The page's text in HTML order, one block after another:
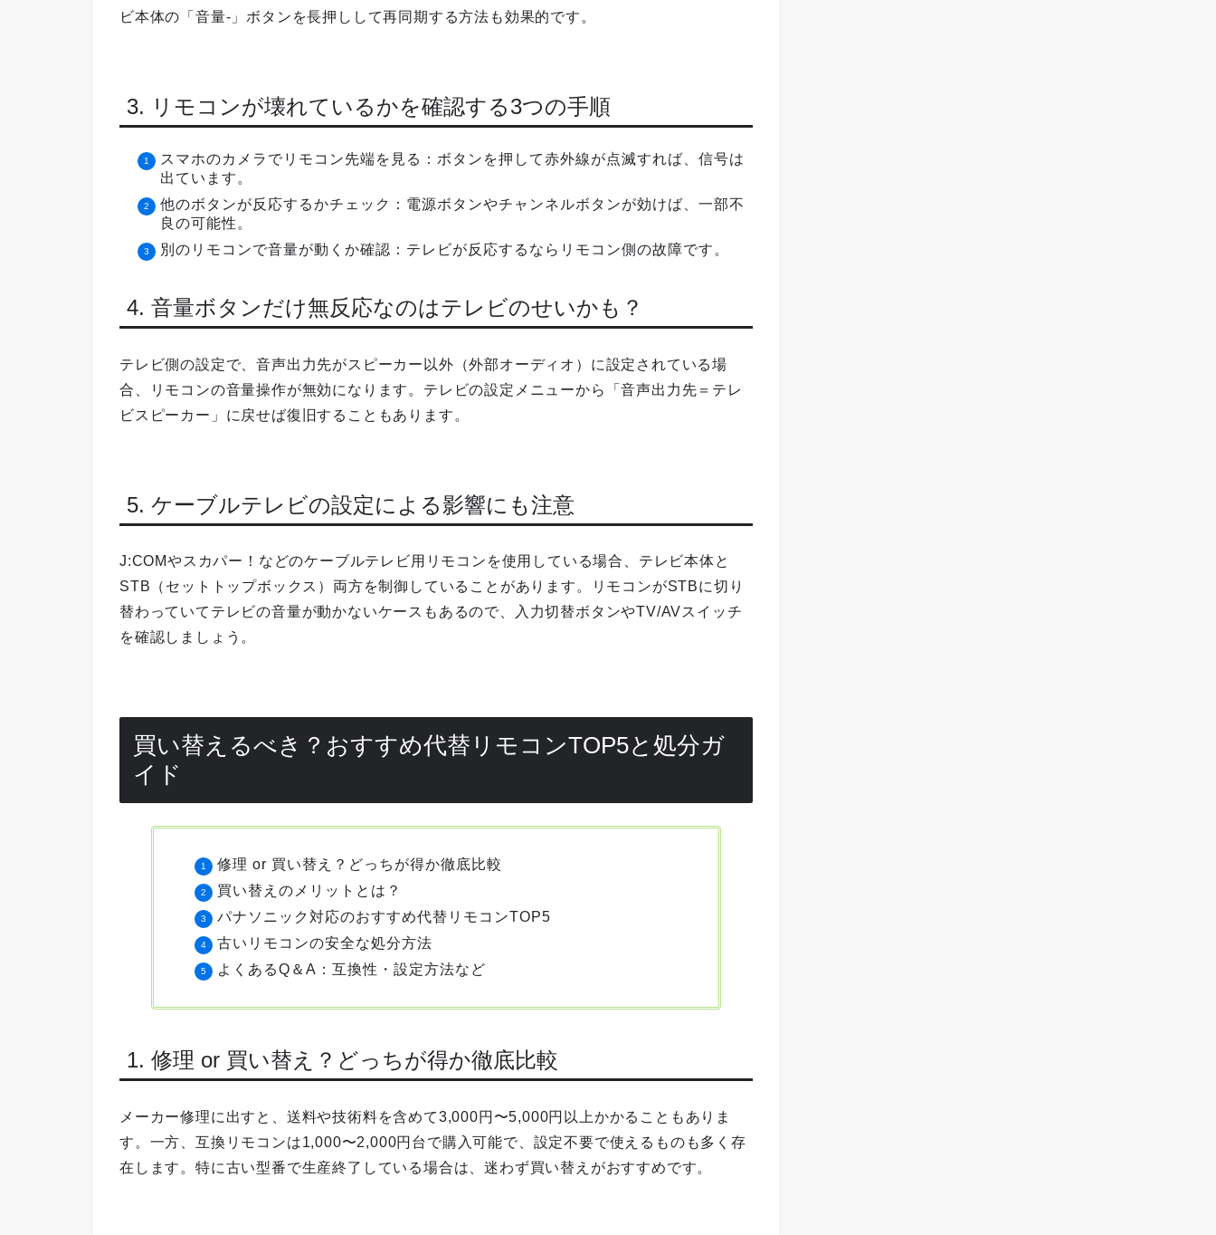
ビ本体の「音量-」ボタンを長押しして再同期する方法も効果的です。
3. リモコンが壊れているかを確認する3つの手順
スマホのカメラでリモコン先端を見る：ボタンを押して赤外線が点滅すれば、信号は
出ています。
他のボタンが反応するかチェック：電源ボタンやチャンネルボタンが効けば、一部不
良の可能性。
別のリモコンで音量が動くか確認：テレビが反応するならリモコン側の故障です。
4. 音量ボタンだけ無反応なのはテレビのせいかも？
テレビ側の設定で、音声出力先がスピーカー以外（外部オーディオ）に設定されている場
合、リモコンの音量操作が無効になります。テレビの設定メニューから「音声出力先＝テレ
ビスピーカー」に戻せば復旧することもあります。
5. ケーブルテレビの設定による影響にも注意
J:COMやスカパー！などのケーブルテレビ用リモコンを使用している場合、テレビ本体と
STB（セットトップボックス）両方を制御していることがあります。リモコンがSTBに切り
替わっていてテレビの音量が動かないケースもあるので、入力切替ボタンやTV/AVスイッチ
を確認しましょう。
買い替えるべき？おすすめ代替リモコンTOP5と処分ガ
イド
修理 or 買い替え？どっちが得か徹底比較
買い替えのメリットとは？
パナソニック対応のおすすめ代替リモコンTOP5
古いリモコンの安全な処分方法
よくあるQ＆A：互換性・設定方法など
1. 修理 or 買い替え？どっちが得か徹底比較
メーカー修理に出すと、送料や技術料を含めて3,000円〜5,000円以上かかることもありま
す。一方、互換リモコンは1,000〜2,000円台で購入可能で、設定不要で使えるものも多く存
在します。特に古い型番で生産終了している場合は、迷わず買い替えがおすすめです。